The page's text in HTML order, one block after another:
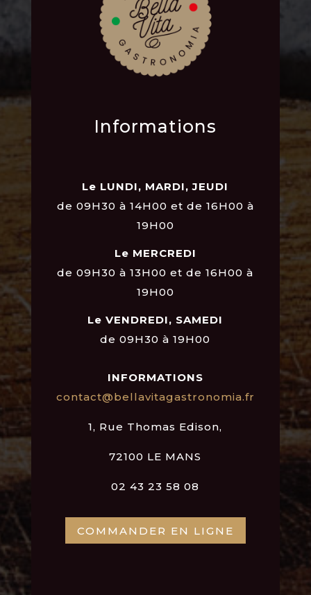
Informations
Le LUNDI, MARDI, JEUDI
de 09H30 à 14H00 et de 16H00 à
19H00
Le MERCREDI
de 09H30 à 13H00 et de 16H00 à
19H00
Le VENDREDI, SAMEDI
de 09H30 à 19H00
INFORMATIONS
contact@bellavitagastronomia.fr
1, Rue Thomas Edison,
72100 LE MANS
02 43 23 58 08
COMMANDER EN LIGNE